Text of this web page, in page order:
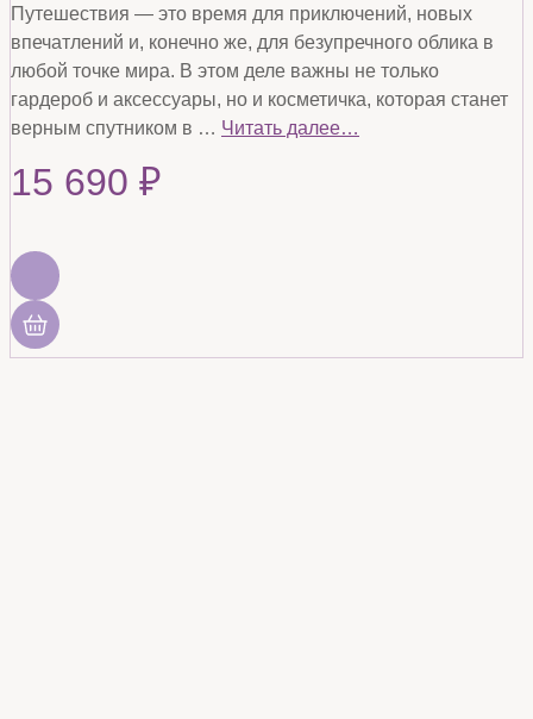
Путешествия — это время для приключений, новых
впечатлений и, конечно же, для безупречного облика в
любой точке мира. В этом деле важны не только
гардероб и аксессуары, но и косметичка, которая станет
верным спутником в … Читать далее…
15 690 ₽